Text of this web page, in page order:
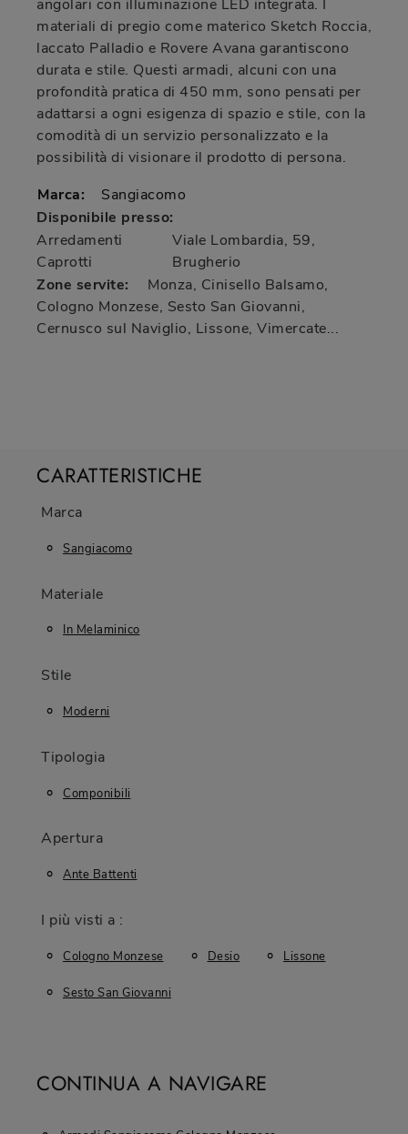
angolari con illuminazione LED integrata. I
materiali di pregio come materico Sketch Roccia,
laccato Palladio e Rovere Avana garantiscono
durata e stile. Questi armadi, alcuni con una
profondità pratica di 450 mm, sono pensati per
adattarsi a ogni esigenza di spazio e stile, con la
comodità di un servizio personalizzato e la
possibilità di visionare il prodotto di persona.
Marca:
Sangiacomo
Disponibile presso:
Arredamenti
Caprotti
Viale Lombardia, 59,
Brugherio
Zone servite:
Monza, Cinisello Balsamo,
Cologno Monzese, Sesto San Giovanni,
Cernusco sul Naviglio, Lissone, Vimercate...
CARATTERISTICHE
Marca
Sangiacomo
Materiale
In Melaminico
Stile
Moderni
Tipologia
Componibili
Apertura
Ante Battenti
I più visti a :
Cologno Monzese Desio Lissone
Sesto San Giovanni
CONTINUA A NAVIGARE